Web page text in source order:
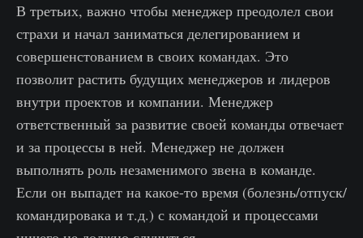
В третьих, важно чтобы менеджер преодолел свои
страхи и начал заниматься делегированием и
совершенстованием в своих командах. Это
позволит растить будущих менеджеров и лидеров
внутри проектов и компании. Менеджер
ответственный за развитие своей команды отвечает
и за процессы в ней. Менеджер не должен
выполнять роль незаменимого звена в команде.
Если он выпадет на какое-то время (болезнь/отпуск/
командировака и т.д.) с командой и процессами